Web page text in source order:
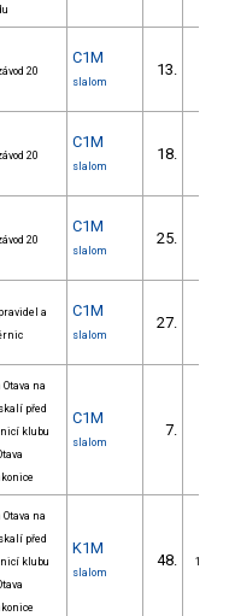
20
C1M
slalom
13.
20
C1M
slalom
18.
20
C1M
slalom
25.
a
C1M
slalom
27.
Otava na
před
klubu
C1M
slalom
7.
Otava na
před
klubu
K1M
slalom
48. 11/DM